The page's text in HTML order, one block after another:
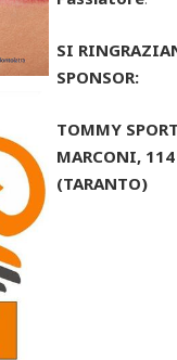
SI
SPONSOR:
TOMMY
MARCONI, 114
(TARANTO)